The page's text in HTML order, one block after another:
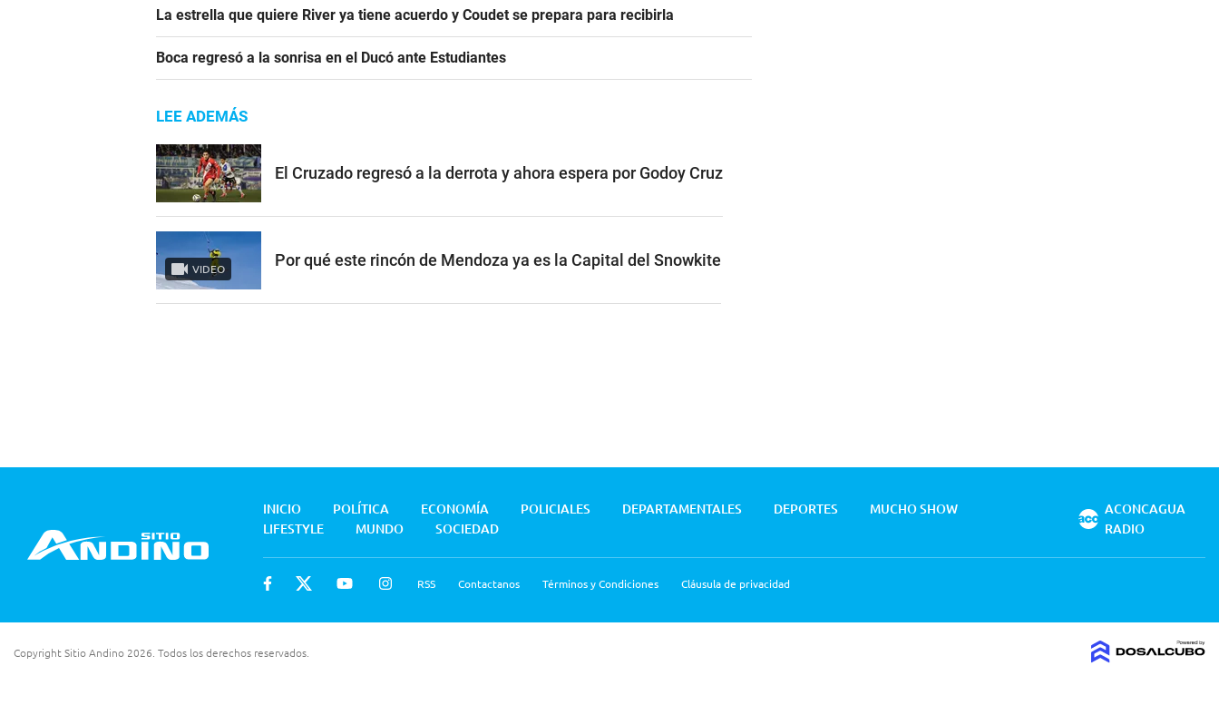
La estrella que quiere River ya tiene acuerdo y Coudet se prepara para recibirla
Boca regresó a la sonrisa en el Ducó ante Estudiantes
LEE ADEMÁS
El Cruzado regresó a la derrota y ahora espera por Godoy Cruz
VIDEO Por qué este rincón de Mendoza ya es la Capital del Snowkite
INICIO POLÍTICA ECONOMÍA POLICIALES DEPARTAMENTALES DEPORTES
MUCHO SHOW
LIFESTYLE
MUNDO SOCIEDAD
RSS Contactanos Términos y Condiciones Cláusula de privacidad
ACONCAGUA
RADIO
Copyright Sitio Andino 2026. Todos los derechos reservados.